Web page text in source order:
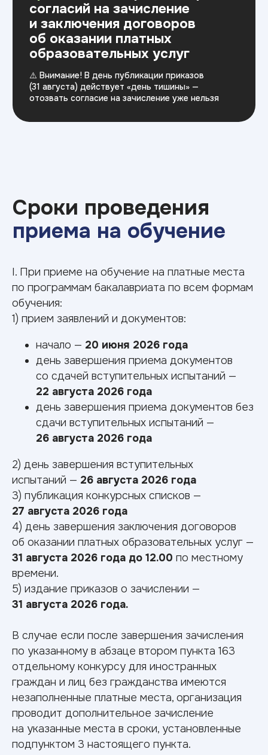
I. При приеме на обучение на платные места
по программам бакалавриата по всем формам
обучения:
1) прием заявлений и документов:
начало — 20 июня 2026 года
день завершения приема документов
со сдачей вступительных испытаний —
22 августа 2026 года
день завершения приема документов без
сдачи вступительных испытаний —
26 августа 2026 года
2) день завершения вступительных
испытаний — 26 августа 2026 года
3) публикация конкурсных списков —
27 августа 2026 года
4) день завершения заключения договоров
об оказании платных образовательных услуг —
31 августа 2026 года до 12.00 по местному
времени.
5) издание приказов о зачислении —
31 августа 2026 года.
В случае если после завершения зачисления
по указанному в абзаце втором пункта 163
отдельному конкурсу для иностранных
граждан и лиц без гражданства имеются
незаполненные платные места, организация
проводит дополнительное зачисление
на указанные места в сроки, установленные
подпунктом 3 настоящего пункта.
Расписание
вступительных
испытаний,
проводимых вузом
самостоятельно
Порядок учета индивидуальных достижений и перечень
общих индивидуальных достижений, учитываемых при
приеме на обучение
Информация о предоставлении особых прав и особого
преимущества (по программам бакалавриата)
Что нужнодля